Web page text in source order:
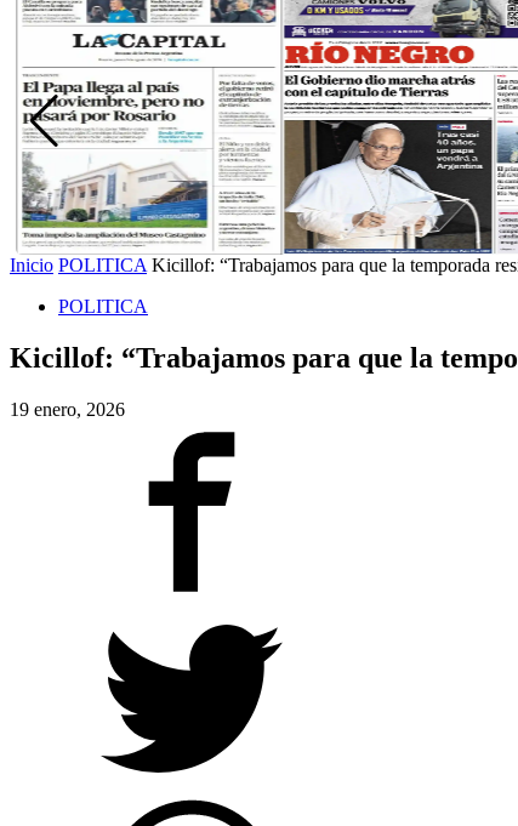
Inicio POLITICA Kicillof: “Trabajamos para que la temporada
POLITICA
Kicillof: “Trabajamos para que la
19 enero, 2026